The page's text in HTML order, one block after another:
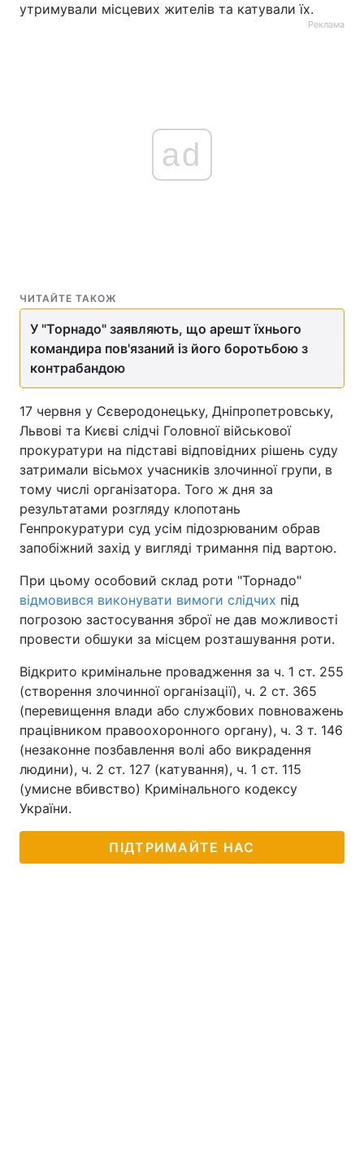
утримували місцевих жителів та катували їх.
Реклама
ad
ЧИТАЙТЕ ТАКОЖ
У "Торнадо" заявляють, що арешт їхнього
командира пов'язаний із його боротьбою з
контрабандою
17 червня у Сєверодонецьку, Дніпропетровську,
Львові та Києві слідчі Головної військової
прокуратури на підставі відповідних рішень суду
затримали вісьмох учасників злочинної групи, в
тому числі організатора. Того ж дня за
результатами розгляду клопотань
Генпрокуратури суд усім підозрюваним обрав
запобіжний захід у вигляді тримання під вартою.
При цьому особовий склад роти "Торнадо"
відмовився виконувати вимоги слідчих під
погрозою застосування зброї не дав можливості
провести обшуки за місцем розташування роти.
Відкрито кримінальне провадження за ч. 1 ст. 255
(створення злочинної організації), ч. 2 ст. 365
(перевищення влади або службових повноважень
працівником правоохоронного органу), ч. 3 т. 146
(незаконне позбавлення волі або викрадення
людини), ч. 2 ст. 127 (катування), ч. 1 ст. 115
(умисне вбивство) Кримінального кодексу
України.
ПІДТРИМАЙТЕ НАС